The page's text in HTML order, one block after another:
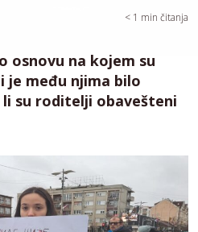
< 1 min čitanja
osnovu na kojem su
je među njima bilo
su roditelji obavešteni